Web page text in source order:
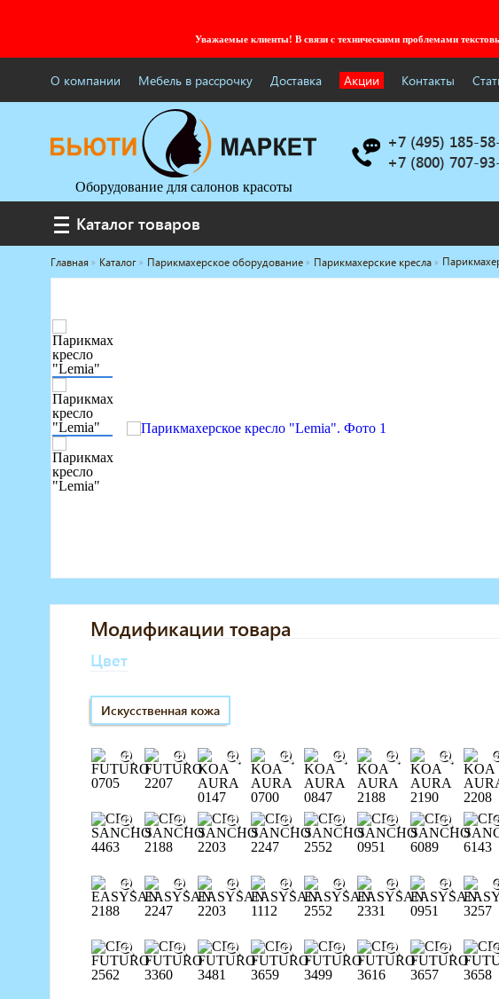
Уважаемые клиенты! В связи с техническими проблемами
О компании Мебель в рассрочку Доставка Акции Контакты
Оборудование для салонов красоты
+7 (495) 185-
+7 (800) 707-
Каталог товаров
Каталог товаров
Услуги под ключ
Оборудование с регистрационным
Парикмахерское оборудование
Косметологическое оборудование
Педикюрное оборудование
Массажное и SPA оборудование
Главная Каталог Парикмахерское оборудование Парикмахерские кресла
Модификации товара
Цвет
Искусственная кожа